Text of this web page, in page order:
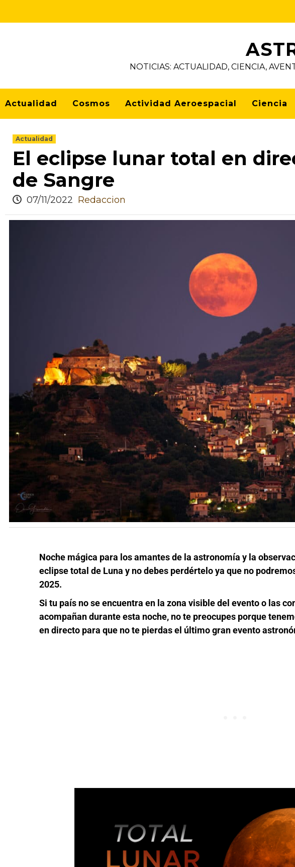
NOTICIAS: ACTUALIDAD, CIENCIA,
Actualidad Cosmos Actividad Aeroespacial Ciencia
Actualidad
El eclipse lunar total en
de Sangre
07/11/2022 Redaccion
Noche mágica para los amantes de la astronomía y la
eclipse total de Luna y no debes perdértelo ya que no
2025.
Si tu país no se encuentra en la zona visible del evento o las
acompañan durante esta noche, no te preocupes porque
en directo para que no te pierdas el último gran evento